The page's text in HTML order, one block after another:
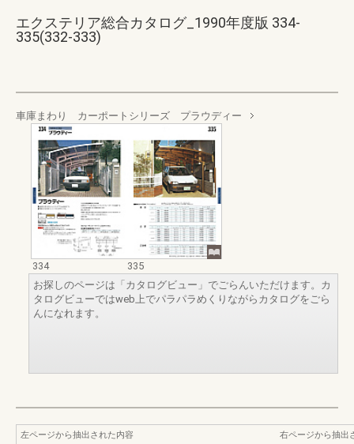
エクステリア総合カタログ_1990年度版 334-
335(332-333)
車庫まわり カーポートシリーズ プラウディー
334
335
お探しのページは「カタログビュー」でごらんいただけます。カ
タログビューではweb上でパラパラめくりながらカタログをごら
んになれます。
左ページから抽出された内容
右ページから抽出